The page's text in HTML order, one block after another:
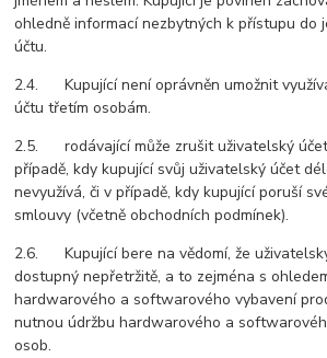
ohledně informací nezbytných k přístupu do
účtu.
2.4. Kupující není oprávněn umožnit
účtu třetím osobám.
2.5. rodávající může zrušit uživatelský
případě, kdy kupující svůj uživatelský účet
nevyužívá, či v případě, kdy kupující poruší
smlouvy (včetně obchodních podmínek).
2.6. Kupující bere na vědomí, že
dostupný nepřetržitě, a to zejména s
hardwarového a softwarového vybavení
nutnou údržbu hardwarového a
osob.